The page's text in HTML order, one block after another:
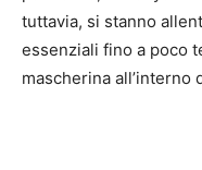
tuttavia, si stanno
essenziali fino a poco
mascherina all’interno